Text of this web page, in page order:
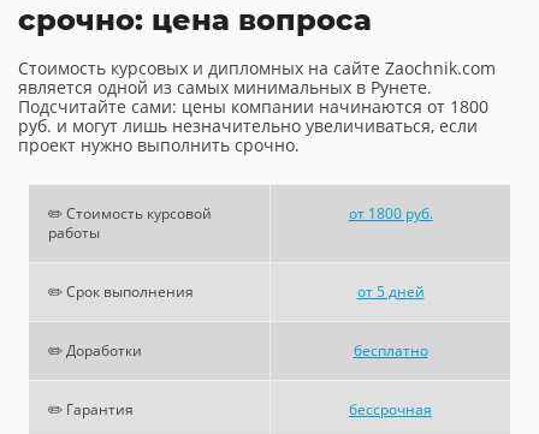
срочно: цена вопроса
Стоимость курсовых и дипломных на сайте Zaochnik.com
является одной из самых минимальных в Рунете.
Подсчитайте сами: цены компании начинаются от 1800
руб. и могут лишь незначительно увеличиваться, если
проект нужно выполнить срочно.
✏️ Стоимость курсовой
работы
от 1800 руб.
✏️ Срок выполнения от 5 дней
✏️ Доработки бесплатно
✏️ Гарантия бессрочная